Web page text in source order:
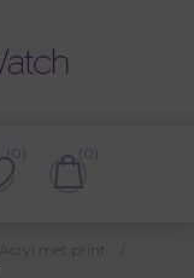
(0) (0)